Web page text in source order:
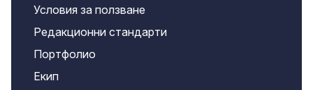
Условия за ползване
Редакционни стандарти
Портфолио
Екип